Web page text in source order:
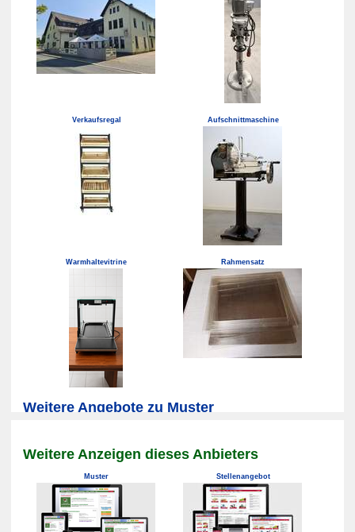
Verkaufsregal Aufschnittmaschine
Warmhaltevitrine Rahmensatz
Weitere Angebote zu Muster
Weitere Anzeigen dieses Anbieters
Muster Stellenangebot